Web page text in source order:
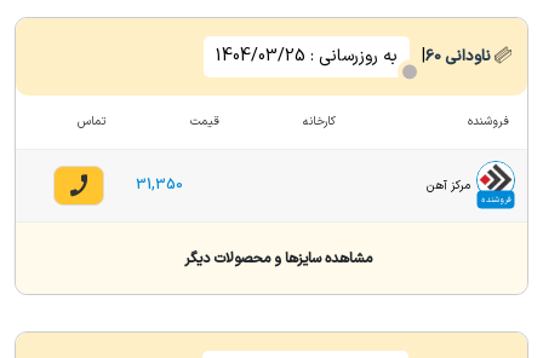
ناودانی60
| به روزرسانی : 1404/03/25
فروشنده کارخانه قیمت تماس
فروشنده
مرکز آهن 31,350
مشاهده سایزها و محصولات دیگر